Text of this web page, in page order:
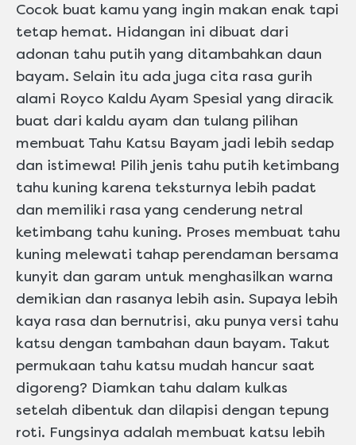
Cocok buat kamu yang ingin makan enak tapi
tetap hemat. Hidangan ini dibuat dari
adonan tahu putih yang ditambahkan daun
bayam. Selain itu ada juga cita rasa gurih
alami Royco Kaldu Ayam Spesial yang diracik
buat dari kaldu ayam dan tulang pilihan
membuat Tahu Katsu Bayam jadi lebih sedap
dan istimewa! Pilih jenis tahu putih ketimbang
tahu kuning karena teksturnya lebih padat
dan memiliki rasa yang cenderung netral
ketimbang tahu kuning. Proses membuat tahu
kuning melewati tahap perendaman bersama
kunyit dan garam untuk menghasilkan warna
demikian dan rasanya lebih asin. Supaya lebih
kaya rasa dan bernutrisi, aku punya versi tahu
katsu dengan tambahan daun bayam. Takut
permukaan tahu katsu mudah hancur saat
digoreng? Diamkan tahu dalam kulkas
setelah dibentuk dan dilapisi dengan tepung
roti. Fungsinya adalah membuat katsu lebih